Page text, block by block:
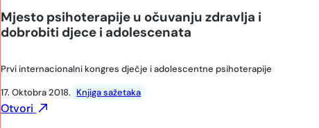
Mjesto psihoterapije u očuvanju zdravlja i
dobrobiti djece i adolescenata
Prvi internacionalni kongres dječje i adolescentne psihoterapije
17. Oktobra 2018. Knjiga sažetaka
Otvori